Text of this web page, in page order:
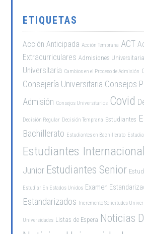
ETIQUETAS
Acción Anticipada Acción Temprana ACT
Extracurriculares Admisiones
Universitaria Cambios en el Proceso de Admisión
Consejería Universitaria Consejos
Admisión Consejos Universitarios Covid
Decisión Regular Decisión Temprana Estudiantes
Bachillerato Estudiantes en Bachillerato
Estudiantes
Junior Estudiantes Senior
Estudiar En Estados Unidos Examen
Estandarizados Incremento Solicitudes
Universidades Listas de Espera Noticias